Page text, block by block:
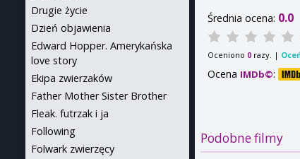
Średnia ocena: 0.0
Oceniono 0 razy. |
Ocena IMDb©:
Podobne filmy
Drugie życie
Dzień objawienia
Edward Hopper. Amerykańska
love story
Ekipa zwierzaków
Father Mother Sister Brother
Fleak. futrzak i ja
Following
Folwark zwierzęcy